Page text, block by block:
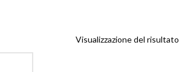
Visualizzazione del risultato